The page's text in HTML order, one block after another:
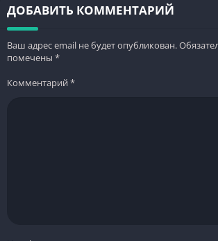
ДОБАВИТЬ КОММЕНТАРИЙ
Ваш адрес email не будет опубликован.
помечены *
Комментарий*